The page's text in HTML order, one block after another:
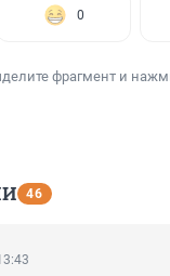
0
фрагмент и
46